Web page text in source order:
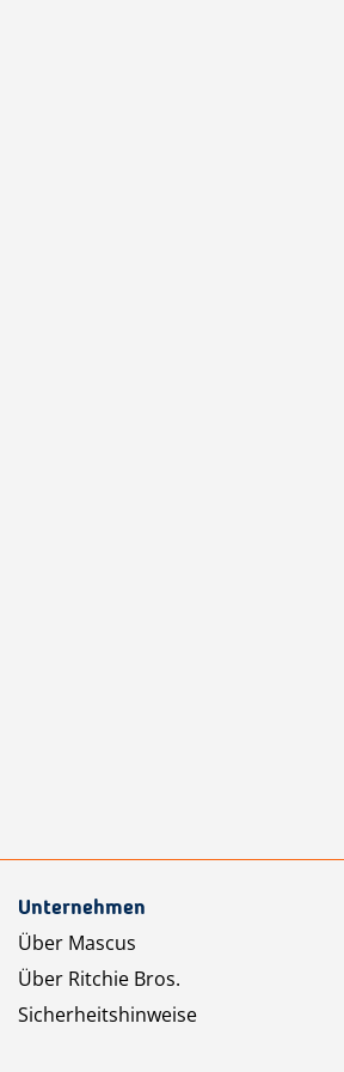
Unternehmen
Über Mascus
Über Ritchie Bros.
Sicherheitshinweise